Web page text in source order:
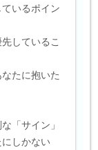
いるポイン
しているこ
たに抱いた
「サイン」
しかない